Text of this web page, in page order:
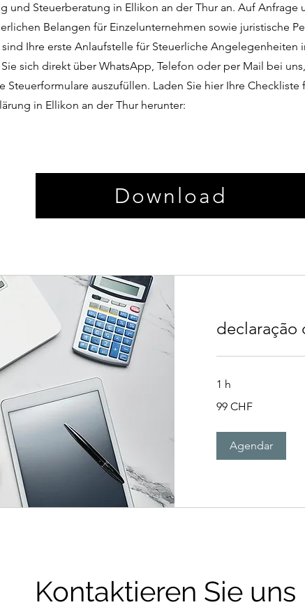
und Steuerberatung in Ellikon an der Thur an. Auf Anfrage
Belangen für Einzelunternehmen sowie juristische
Ihre erste Anlaufstelle für Steuerliche Angelegenheiten
sich direkt über WhatsApp, Telefon oder per Mail bei
Steuerformulare auszufüllen. Laden Sie hier Ihre
in Ellikon an der Thur herunter:
Download
declaração
1 h
francos
99 CHF
Agendar
Kontaktieren Sie uns